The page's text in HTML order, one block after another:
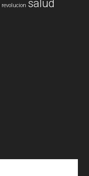
revolucion salud